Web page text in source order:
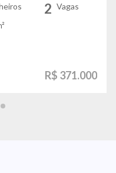
2 Vagas
R$ 371.000